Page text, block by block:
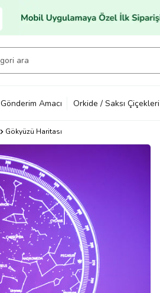
Gönderim Amacı Orkide / Saksı Çiçekleri
Gökyüzü Haritası